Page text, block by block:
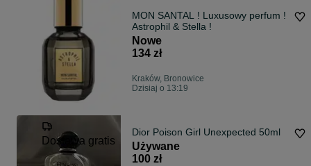
MON SANTAL ! Luxusowy perfum !
Astrophil & Stella !
Nowe
134 zł
Kraków, Bronowice
Dzisiaj o 13:19
Dostawa gratis
Dior Poison Girl Unexpected 50ml
Używane
100 zł